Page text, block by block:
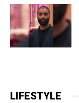
LIFESTYLE